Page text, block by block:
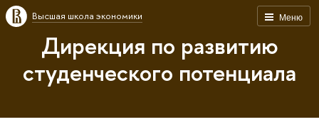
Меню
Высшая школа экономики
Дирекция по развитию
студенческого потенциала